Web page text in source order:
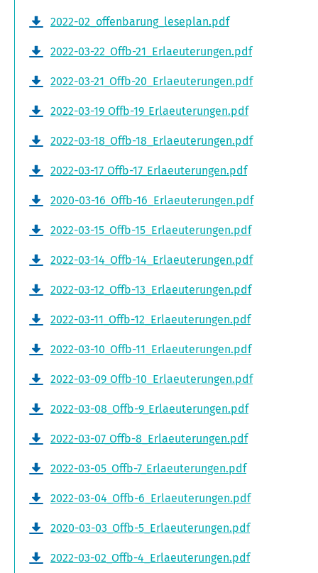
2022-02_offenbarung_leseplan.pdf
2022-03-22_Offb-21_Erlaeuterungen.pdf
2022-03-21_Offb-20_Erlaeuterungen.pdf
2022-03-19_Offb-19_Erlaeuterungen.pdf
2022-03-18_Offb-18_Erlaeuterungen.pdf
2022-03-17_Offb-17_Erlaeuterungen.pdf
2020-03-16_Offb-16_Erlaeuterungen.pdf
2022-03-15_Offb-15_Erlaeuterungen.pdf
2022-03-14_Offb-14_Erlaeuterungen.pdf
2022-03-12_Offb-13_Erlaeuterungen.pdf
2022-03-11_Offb-12_Erlaeuterungen.pdf
2022-03-10_Offb-11_Erlaeuterungen.pdf
2022-03-09_Offb-10_Erlaeuterungen.pdf
2022-03-08_Offb-9_Erlaeuterungen.pdf
2022-03-07_Offb-8_Erlaeuterungen.pdf
2022-03-05_Offb-7_Erlaeuterungen.pdf
2022-03-04_Offb-6_Erlaeuterungen.pdf
2020-03-03_Offb-5_Erlaeuterungen.pdf
2022-03-02_Offb-4_Erlaeuterungen.pdf